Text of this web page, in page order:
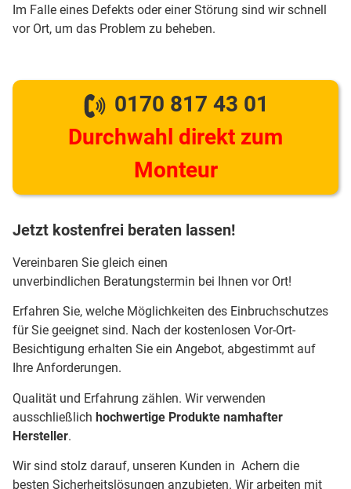
Im Falle eines Defekts oder einer Störung sind wir schnell
vor Ort, um das Problem zu beheben.
0170 817 43 01
Durchwahl direkt zum
Monteur
Jetzt kostenfrei beraten lassen!
Vereinbaren Sie gleich einen
unverbindlichen Beratungstermin bei Ihnen vor Ort!
Erfahren Sie, welche Möglichkeiten des Einbruchschutzes
für Sie geeignet sind. Nach der kostenlosen Vor-Ort-
Besichtigung erhalten Sie ein Angebot, abgestimmt auf
Ihre Anforderungen.
Qualität und Erfahrung zählen. Wir verwenden
ausschließlich hochwertige Produkte namhafter
Hersteller.
Wir sind stolz darauf, unseren Kunden in Achern die
besten Sicherheitslösungen anzubieten. Wir arbeiten mit